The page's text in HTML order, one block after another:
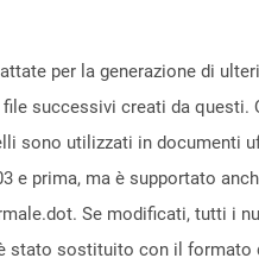
per la generazione di
successivi creati da questi.
sono utilizzati in documenti
e prima, ma è supportato
Se modificati, tutti i
stato sostituito con il formato